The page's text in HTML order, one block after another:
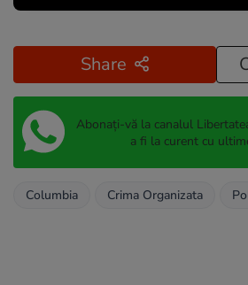
Share
Abonați-vă la canalul
a fi la curent cu
Columbia Crima Organizata